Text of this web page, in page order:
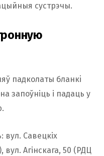
сустрэчы.
падколаты бланкi
запоўніць і падаць у
вул. Савецкіх
вул. Агінскага, 50 (РДЦ